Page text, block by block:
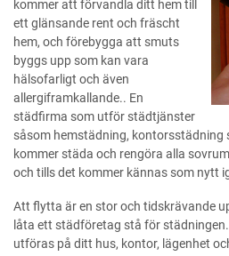
kommer att förvandla ditt hem till
ett glänsande rent och fräscht
hem, och förebygga att smuts
byggs upp som kan vara
hälsofarligt och även
allergiframkallande.. En
städfirma som utför städtjänster
såsom hemstädning, kontorsstädning
kommer städa och rengöra alla
och tills det kommer kännas som nytt
Att flytta är en stor och tidskrävande
låta ett städföretag stå för
utföras på ditt hus, kontor, lägenhet